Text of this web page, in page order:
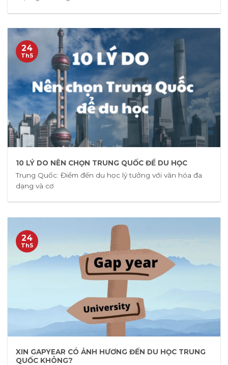
10 LÝ DO NÊN CHỌN TRUNG QUỐC ĐỂ DU HỌC
Trung Quốc: Điểm đến du học lý tưởng với văn hóa đa
dạng và cơ
24
Th5
XIN GAPYEAR CÓ ẢNH HƯƠNG ĐẾN DU HỌC TRUNG
QUỐC KHÔNG?
24
Th5